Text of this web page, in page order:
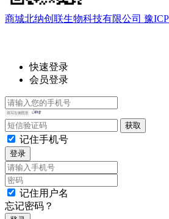
商城北纳创联生物科技有限公司 豫ICP
快速登录
会员登录
记住手机号
登录
记住用户名
忘记密码？